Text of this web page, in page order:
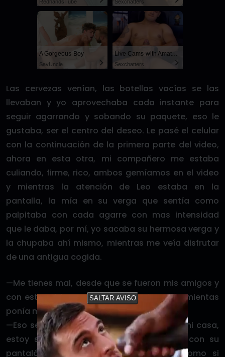
RedhandsTube Sexchatters
A Gorgeous Boy
SayUncle
Live Cams with Amateur Men
Sexchatters
Las cervezas venían, las botellas vacías se las
llevaban y yo aprovechaba cada instante para
seguir agarrando y sobando su paquete, eso le
gustaba, ser el centro del deseo. Le pasé el celular
con la continuación de la primera parte del video,
ahora en esta otra, mi compañero me estaba
culiando, firme, rico, ambos gemíamos en el video
y mientras la atención de Leo estaba en la
pantalla, la mía en su verga que sentía como
palpitaba con cada agarre con mas intensidad
que le daba, por mí, yo sacaba su hermosa verga y
la chupaba ahí mismo, mientras me veía disfrutar
de una antigua cogida.
—Me tienes mal, desde que se fueron mis amigos y
con estos videos, no ayudas mucho— dijo mientas
ponía mi celular boca bajo en la mesa
—Eso se puede solucionar, vámonos para mi casa,
estoy solo desde ayer— seguía jugando con su
pantalón, esta vez oliendo mi mano, como si
SALTAR AVISO